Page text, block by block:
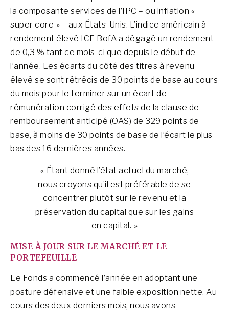
la composante services de l’IPC – ou inflation «
super core » – aux États-Unis. L’indice américain à
rendement élevé ICE BofA a dégagé un rendement
de 0,3 % tant ce mois-ci que depuis le début de
l’année. Les écarts du côté des titres à revenu
élevé se sont rétrécis de 30 points de base au cours
du mois pour le terminer sur un écart de
rémunération corrigé des effets de la clause de
remboursement anticipé (OAS) de 329 points de
base, à moins de 30 points de base de l’écart le plus
bas des 16 dernières années.
« Étant donné l’état actuel du marché,
nous croyons qu’il est préférable de se
concentrer plutôt sur le revenu et la
préservation du capital que sur les gains
en capital. »
MISE À JOUR SUR LE MARCHÉ ET LE
PORTEFEUILLE
Le Fonds a commencé l’année en adoptant une
posture défensive et une faible exposition nette. Au
cours des deux derniers mois, nous avons